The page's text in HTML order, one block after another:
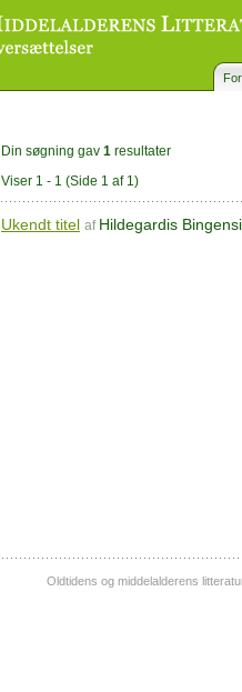
Din søgning gav 1 resultater
Viser 1 - 1 (Side 1 af 1)
Ukendt titel af Hildegardis
Oldtidens og middelalderens